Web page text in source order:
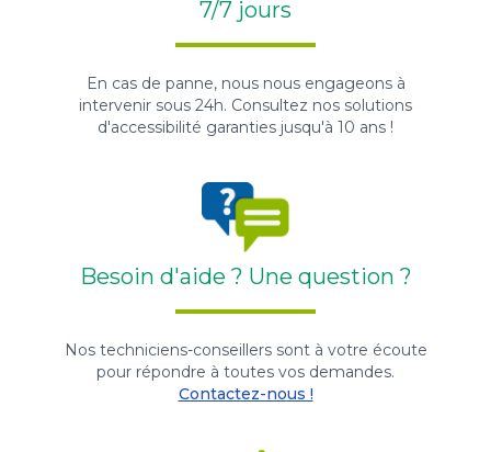
7/7 jours
En cas de panne, nous nous engageons à
intervenir sous 24h. Consultez nos solutions
d'accessibilité garanties jusqu'à 10 ans !
Besoin d'aide ? Une question ?
Nos techniciens-conseillers sont à votre écoute
pour répondre à toutes vos demandes.
Contactez-nous !